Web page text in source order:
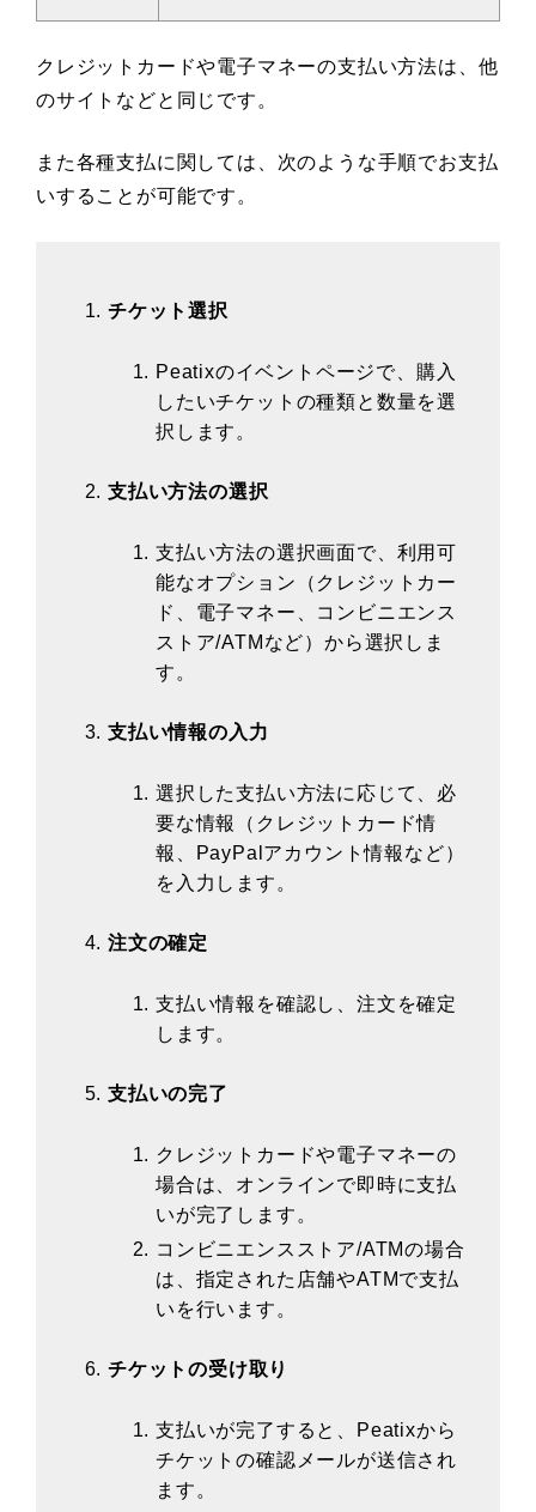
クレジットカードや電子マネーの支払い方法は、他
のサイトなどと同じです。
また各種支払に関しては、次のような手順でお支払
いすることが可能です。
チケット選択
Peatixのイベントページで、購入
したいチケットの種類と数量を選
択します。
支払い方法の選択
支払い方法の選択画面で、利用可
能なオプション（クレジットカー
ド、電子マネー、コンビニエンス
ストア/ATMなど）から選択しま
す。
支払い情報の入力
選択した支払い方法に応じて、必
要な情報（クレジットカード情
報、PayPalアカウント情報など）
を入力します。
注文の確定
支払い情報を確認し、注文を確定
します。
支払いの完了
クレジットカードや電子マネーの
場合は、オンラインで即時に支払
いが完了します。
コンビニエンスストア/ATMの場合
は、指定された店舗やATMで支払
いを行います。
チケットの受け取り
支払いが完了すると、Peatixから
チケットの確認メールが送信され
ます。